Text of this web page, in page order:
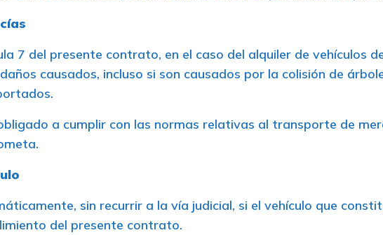
7 del presente contrato, en el caso del alquiler de vehículos
causados, incluso si son causados por la colisión de
a cumplir con las normas relativas al transporte de
sin recurrir a la vía judicial, si el vehículo que
del presente contrato.